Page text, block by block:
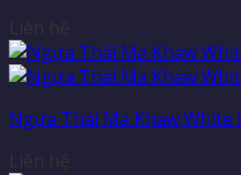
Ngựa Thái Ma Khaw White